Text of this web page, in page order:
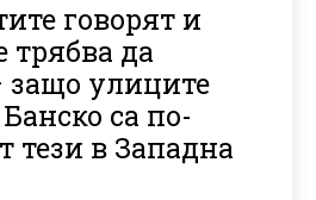
говорят и
трябва да
защо улиците
са по-
тези в Западна